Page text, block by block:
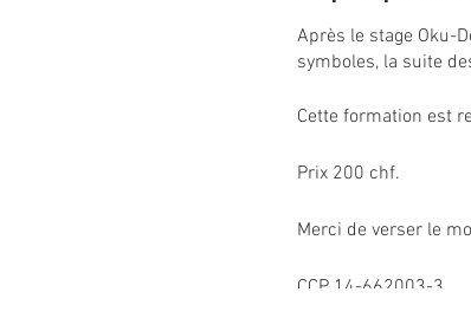
Après le stage Oku-
symboles, la suite
Cette formation est
Prix 200 chf.
Merci de verser le
CCP 14-662003-3